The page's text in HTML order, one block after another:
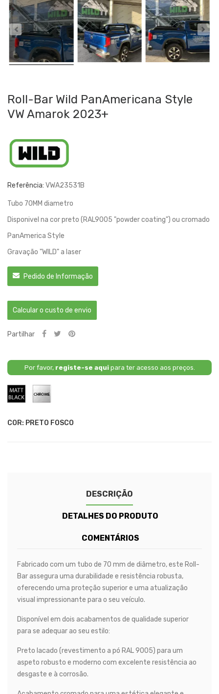
Roll-Bar Wild PanAmericana Style
VW Amarok 2023+
Referência: VWA23531B
Tubo 70MM diametro
Disponivel na cor preto (RAL9005 "powder coating") ou cromado
PanAmerica Style
Gravação "WILD" a laser
Pedido de Informação
Calcular o custo de envio
Partilhar
Por favor, registe-se aquipara ter acesso aos preços.
COR: PRETO FOSCO
Fosco
Cromado
DESCRIÇÃO
DETALHES DO PRODUTO
COMENTÁRIOS
Fabricado com um tubo de 70 mm de diâmetro, este Roll-
Bar assegura uma durabilidade e resistência robusta,
oferecendo uma proteção superior e uma atualização
visual impressionante para o seu veículo.
Disponível em dois acabamentos de qualidade superior
para se adequar ao seu estilo:
Preto lacado (revestimento a pó RAL 9005) para um
aspeto robusto e moderno com excelente resistência ao
desgaste e à corrosão.